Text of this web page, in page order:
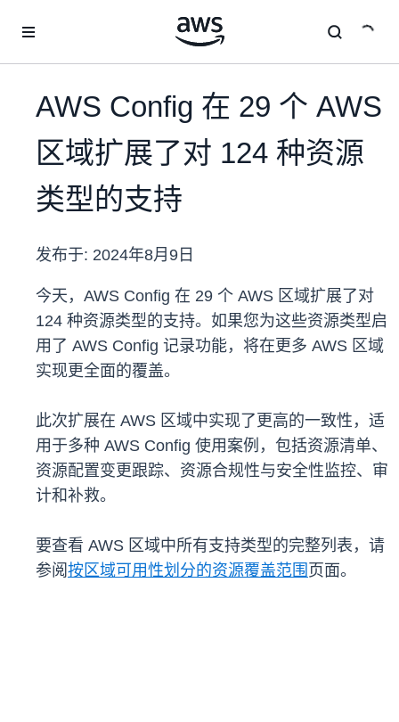
AWS Config 在 29 个 AWS
区域扩展了对 124 种资源
类型的支持
发布于: 2024年8月9日
今天，AWS Config 在 29 个 AWS 区域扩展了对
124 种资源类型的支持。如果您为这些资源类型启
用了 AWS Config 记录功能，将在更多 AWS 区域
实现更全面的覆盖。
此次扩展在 AWS 区域中实现了更高的一致性，适
用于多种 AWS Config 使用案例，包括资源清单、
资源配置变更跟踪、资源合规性与安全性监控、审
计和补救。
要查看 AWS 区域中所有支持类型的完整列表，请
参阅 按区域可用性划分的资源覆盖范围 页面。